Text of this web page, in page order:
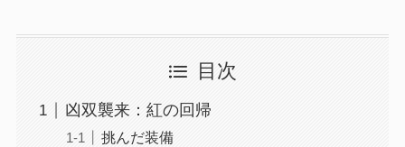
目次
凶双襲来：紅の回帰
挑んだ装備